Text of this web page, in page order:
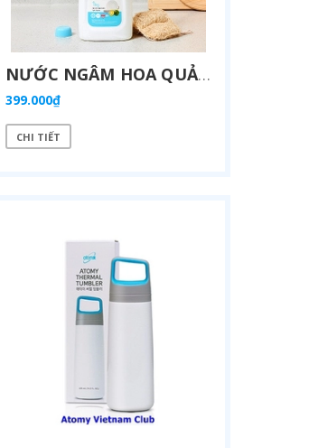
NƯỚC NGÂM HOA QUẢ KHÁNG KHUẨN TỰ NHIÊN - ATOMY DISH DETERGENT NATURAL
399.000₫
CHI TIẾT